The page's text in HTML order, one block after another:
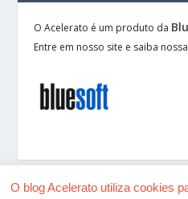
O Acelerato é um produto da
Entre em nosso site e saiba
O blog Acelerato utiliza cookies